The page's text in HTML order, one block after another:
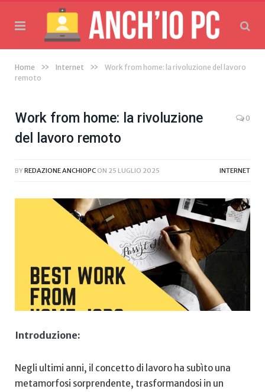
Home » Internet »
Work from home: la rivoluzione del lavoro
remoto
Work from home: la rivoluzione
del lavoro remoto
0
BYREDAZIONE ANCHIOPC ON 25 LUGLIO 2025 INTERNET
Introduzione:
Negli ultimi⁤ anni, il⁣ concetto di lavoro ha ‌subìto una
metamorfosi sorprendente, trasformandosi‌ in un